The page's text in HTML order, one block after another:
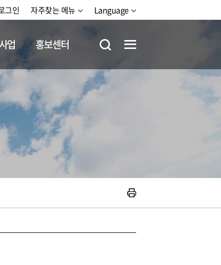
그인 자주찾는 메뉴 Language
업 홍보센터